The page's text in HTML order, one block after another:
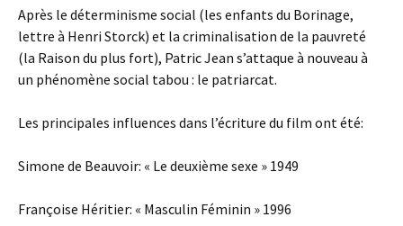
Après le déterminisme social (les enfants du Borinage,
lettre à Henri Storck) et la criminalisation de la pauvreté
(la Raison du plus fort), Patric Jean s’attaque à nouveau à
un phénomène social tabou : le patriarcat.
Les principales influences dans l’écriture du film ont été:
Simone de Beauvoir: « Le deuxième sexe » 1949
Françoise Héritier: « Masculin Féminin » 1996